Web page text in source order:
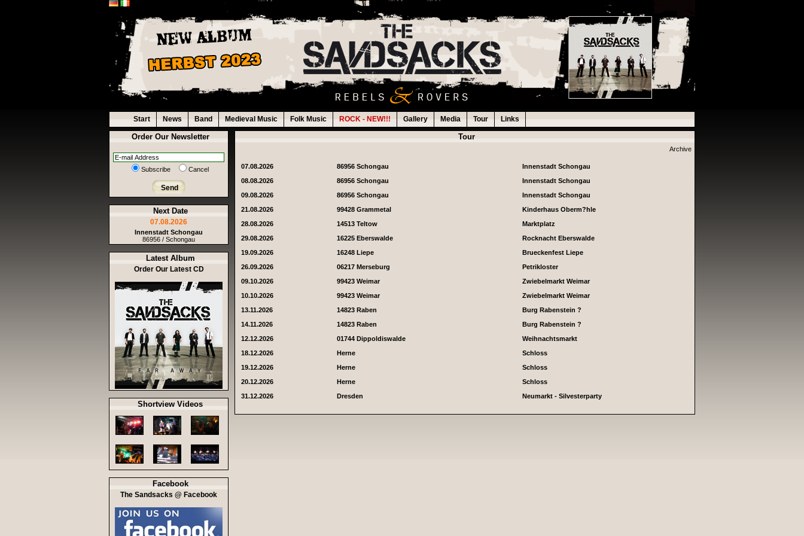
Start News Band Medieval Music Folk Music ROCK - NEW!!! Gallery Media Tour Links
Order Our Newsletter
Subscribe Cancel
Send
Next Date
07.08.2026
Innenstadt Schongau
86956 / Schongau
Latest Album
Order Our Latest CD
Shortview Videos
Facebook
The Sandsacks @ Facebook
Tour
Archive
07.08.2026 86956 Schongau
Innenstadt Schongau
08.08.2026
86956 Schongau
Innenstadt Schongau
09.08.2026
86956 Schongau
Innenstadt Schongau
21.08.2026
99428 Grammetal
Kinderhaus Oberm?hle
28.08.2026
14513 Teltow
Marktplatz
29.08.2026
16225 Eberswalde
Rocknacht Eberswalde
19.09.2026
16248 Liepe
Brueckenfest Liepe
26.09.2026
06217 Merseburg
Petrikloster
09.10.2026
99423 Weimar
Zwiebelmarkt Weimar
10.10.2026
99423 Weimar
Zwiebelmarkt Weimar
13.11.2026
14823 Raben
Burg Rabenstein ?
14.11.2026
14823 Raben
Burg Rabenstein ?
12.12.2026
01744 Dippoldiswalde
Weihnachtsmarkt
18.12.2026
Herne
Schloss
19.12.2026
Herne
Schloss
20.12.2026
Herne
Schloss
31.12.2026
Dresden Neumarkt - Silvesterparty